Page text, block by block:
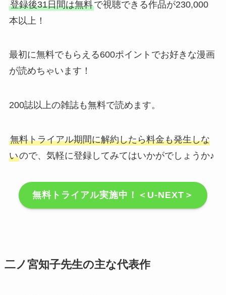
登録後31日間は無料で視聴できる作品が230,000
本以上！
最初に無料でもらえる600ポイントでお好きな漫画
が読めちゃいます！
200誌以上の雑誌も無料で読めます。
無料トライアル期間に解約したら料金も発生しな
いので、気軽に登録してみてはいかがでしょうか♪
無料トライアル実施中！＜U-NEXT＞
二ノ宮知子先生の主な代表作